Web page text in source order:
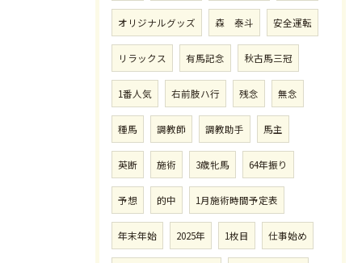
オリジナルグッズ 森 泰斗 安全運転
リラックス 有馬記念 秋古馬三冠
1番人気 右前肢ハ行 残念 無念
種馬 調教師 調教助手 馬主
英断 施術 3歳牝馬 64年振り
予想 的中 1月施術時間予定表
年末年始 2025年 1枚目 仕事始め